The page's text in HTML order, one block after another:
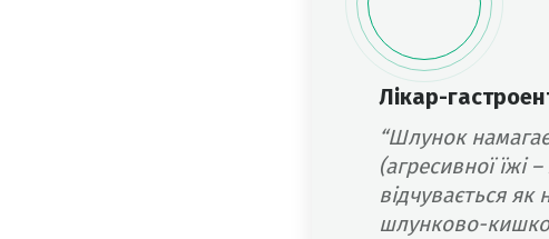
Лікар-
“Шлунок
(агресивної їжі
відчувається
шлунково-